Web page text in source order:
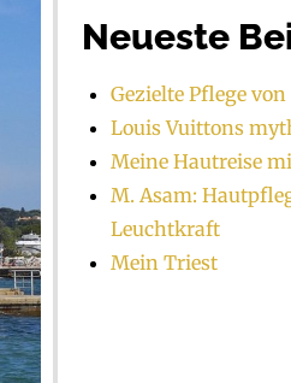
Neueste
Gezielte Pflege
Louis Vuittons
Meine Hautreise
M. Asam:
Leuchtkraft
Mein Triest